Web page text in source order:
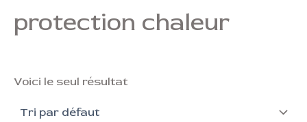
protection chaleur
Voici le seul résultat